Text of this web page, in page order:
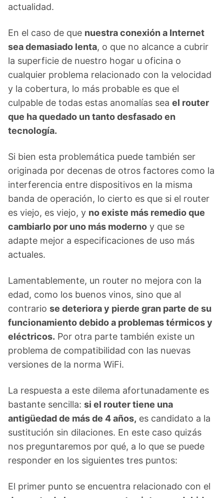
actualidad.
En el caso de que nuestra conexión a Internet
sea demasiado lenta, o que no alcance a cubrir
la superficie de nuestro hogar u oficina o
cualquier problema relacionado con la velocidad
y la cobertura, lo más probable es que el
culpable de todas estas anomalías sea el router
que ha quedado un tanto desfasado en
tecnología.
Si bien esta problemática puede también ser
originada por decenas de otros factores como la
interferencia entre dispositivos en la misma
banda de operación, lo cierto es que si el router
es viejo, es viejo, y no existe más remedio que
cambiarlo por uno más moderno y que se
adapte mejor a especificaciones de uso más
actuales.
Lamentablemente, un router no mejora con la
edad, como los buenos vinos, sino que al
contrario se deteriora y pierde gran parte de su
funcionamiento debido a problemas térmicos y
eléctricos. Por otra parte también existe un
problema de compatibilidad con las nuevas
versiones de la norma WiFi.
La respuesta a este dilema afortunadamente es
bastante sencilla: si el router tiene una
antigüedad de más de 4 años, es candidato a la
sustitución sin dilaciones. En este caso quizás
nos preguntaremos por qué, a lo que se puede
responder en los siguientes tres puntos:
El primer punto se encuentra relacionado con el